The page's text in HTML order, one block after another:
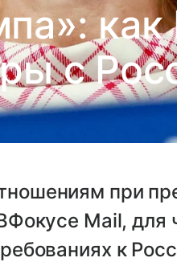
с
при
Mail, для
к